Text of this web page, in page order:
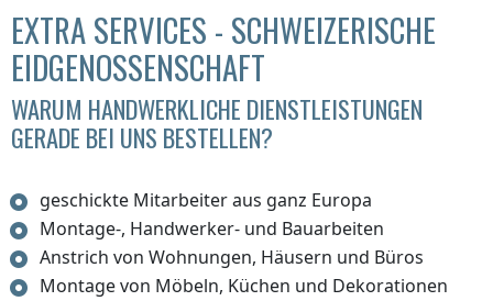
EXTRA SERVICES - SCHWEIZERISCHE
EIDGENOSSENSCHAFT
WARUM HANDWERKLICHE DIENSTLEISTUNGEN
GERADE BEI UNS BESTELLEN?
geschickte Mitarbeiter aus ganz Europa
Montage-, Handwerker- und Bauarbeiten
Anstrich von Wohnungen, Häusern und Büros
Montage von Möbeln, Küchen und Dekorationen